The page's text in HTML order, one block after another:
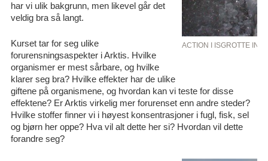
ACTION I ISGROTTE
har vi ulik bakgrunn, men likevel går det
veldig bra så langt.
Kurset tar for seg ulike
forurensningsaspekter i Arktis. Hvilke
organismer er mest sårbare, og hvilke
klarer seg bra? Hvilke effekter har de ulike
giftene på organismene, og hvordan kan vi teste for disse
effektene? Er Arktis virkelig mer forurenset enn andre steder?
Hvilke stoffer finner vi i høyest konsentrasjoner i fugl, fisk, sel
og bjørn her oppe? Hva vil alt dette her si? Hvordan vil dette
forandre seg?